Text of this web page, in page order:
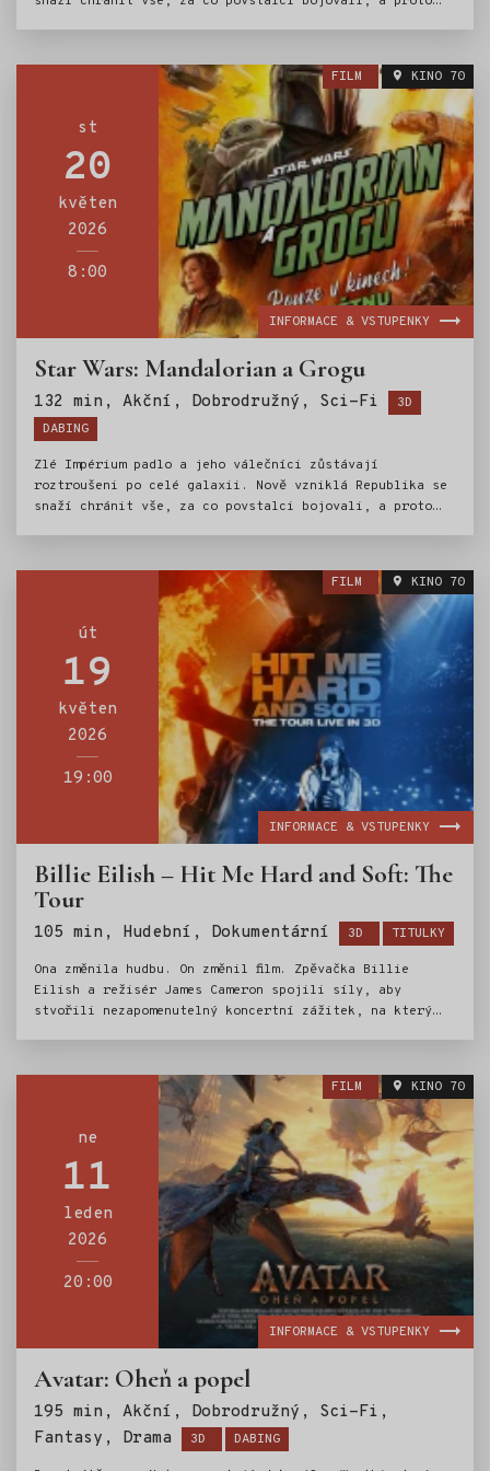
učedníka Groga.
st
20
květen
2026
8:00
FILM KINO 70
Star Wars: Mandalorian a Grogu
132 min, Akční, Dobrodružný, Sci-Fi Štítky:
3D
DABING
Zlé Impérium padlo a jeho válečníci zůstávají
roztroušeni po celé galaxii. Nově vzniklá Republika se
snaží chránit vše, za co povstalci bojovali, a proto
učedníka Groga.
INFORMACE & VSTUPENKY
út
19
květen
2026
19:00
FILM KINO 70
Billie Eilish – Hit Me Hard and Soft: The
Tour
105 min, Hudební, Dokumentární Štítky:
3D TITULKY
Ona změnila hudbu. On změnil film. Zpěvačka Billie
Eilish a režisér James Cameron spojili síly, aby
stvořili nezapomenutelný koncertní zážitek, na který
zpěvaččina beznadějně vyprodaného stejnojmenného turné.
INFORMACE & VSTUPENKY
ne
11
leden
2026
20:00
FILM KINO 70
Avatar: Oheň a popel
195 min, Akční, Dobrodružný, Sci-Fi,
Fantasy, Drama
Štítky:
3D DABING
INFORMACE & VSTUPENKY